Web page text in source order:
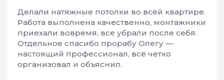
Делали натяжные потолки во всей квартире.
Работа выполнена качественно, монтажники
приехали вовремя, все убрали после себя.
Отдельное спасибо прорабу Олегу —
настоящий профессионал, всё четко
организовал и объяснил.